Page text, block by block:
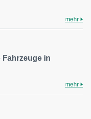
mehr
Fahrzeuge in
mehr